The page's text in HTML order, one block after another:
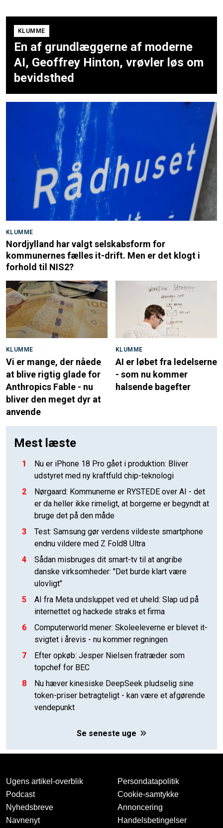
KLUMME
En af grundlæggerne af moderne
AI, Geoffrey Hinton, vrøvler løs om
bevidsthed
KLUMME
Nordjylland har valgt selskabsform for
kommunernes fælles it-drift. Men er det klogt i
forhold til NIS2?
KLUMME
Vi er mange, der nåede
at blive rigtig glade for
Anthropics Fable - nu
bliver den meget dyr at
anvende
KLUMME
AI er løbet fra ledelserne
- som nu kommer
halsende bagefter
Mest læste
1
Nu er iPhone 18 Pro gået i produktion: Bliver
udstyret med ny kraftfuld chip-teknologi
2
Nørgaard: Kommunerne er RYSTEDE over AI - det
er da heller ikke rimeligt, at borgerne er begyndt at
bruge det på den måde
3
Test: Samsung gør verdens vildeste smartphone
endnu vildere med Z Fold8 Ultra
4
Sådan misbruges dit smart-tv til at angribe
danske virksomheder: "Det burde klart være
ulovligt"
5
AI fra Meta undsluppet ved et uheld: Slap ud på
internettet og hackede straks et firma
6
Computerworld mener: Skoleeleverne er blevet it-
svigtet i årevis - nu kommer regningen
7
Efter opkøb: Jesper Nielsen fratræder som
topchef for BEC
8
Nu hæver kinesiske DeepSeek pludselig sine
token-priser betragteligt - kan være et afgørende
vendepunkt
Se seneste uge
Ugens artikel-overblik
Podcast
Nyhedsbreve
Navnenyt
Persondatapolitik
Cookie-samtykke
Annoncering
Handelsbetingelser